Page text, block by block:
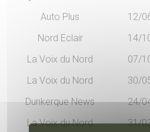
Auto Plus
12/
Nord Eclair
14/
La Voix du Nord
07/
La Voix du Nord
30/
Dunkerque News
24/
La Voix du Nord
31/